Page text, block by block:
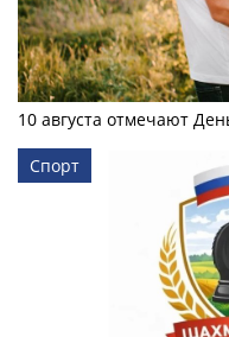
10 августа отмечают
Спорт